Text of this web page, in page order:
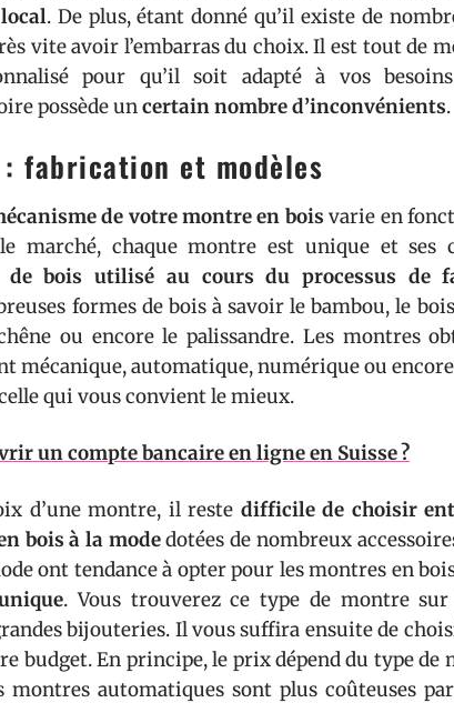
. De plus, étant donné qu’il existe de
vite avoir l’embarras du choix. Il est tout de
pour qu’il soit adapté à vos
possède uncertain nombre d’inconvénients.
fabrication et modèles
de votre montre en bois varie en
marché, chaque montre est unique et ses
de bois utilisé au cours du processus de
formes de bois à savoir le bambou, le
ou encore le palissandre. Les montres
mécanique, automatique, numérique ou
qui vous convient le mieux.
un compte bancaire en ligne en Suisse ?
d’une montre, il reste difficile de choisir
bois à la modedotées de nombreux
ont tendance à opter pour les montres en
. Vous trouverez ce type de montre
bijouteries. Il vous suffira ensuite de
budget. En principe, le prix dépend du type de
automatiques sont plus coûteuses